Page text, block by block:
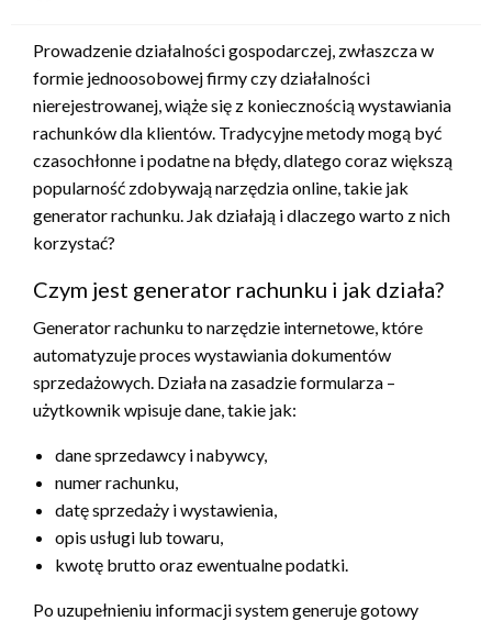
Prowadzenie działalności gospodarczej, zwłaszcza w
formie jednoosobowej firmy czy działalności
nierejestrowanej, wiąże się z koniecznością wystawiania
rachunków dla klientów. Tradycyjne metody mogą być
czasochłonne i podatne na błędy, dlatego coraz większą
popularność zdobywają narzędzia online, takie jak
generator rachunku. Jak działają i dlaczego warto z nich
korzystać?
Czym jest generator rachunku i jak działa?
Generator rachunku to narzędzie internetowe, które
automatyzuje proces wystawiania dokumentów
sprzedażowych. Działa na zasadzie formularza –
użytkownik wpisuje dane, takie jak:
dane sprzedawcy i nabywcy,
numer rachunku,
datę sprzedaży i wystawienia,
opis usługi lub towaru,
kwotę brutto oraz ewentualne podatki.
Po uzupełnieniu informacji system generuje gotowy